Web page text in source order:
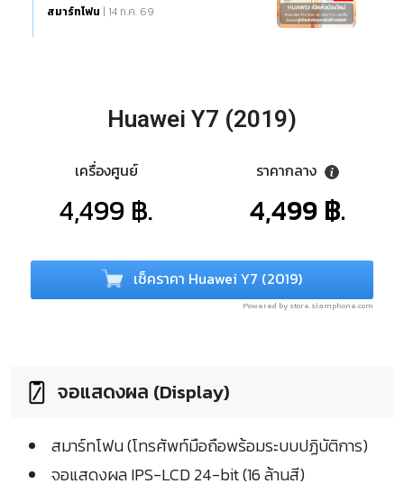
สมาร์ทโฟน | 14 ก.ค. 69
Huawei Y7 (2019)
เครื่องศูนย์
4,499 ฿.
ราคากลาง
4,499 ฿.
เช็คราคา Huawei Y7 (2019)
Powered by store.siamphone.com
จอแสดงผล (Display)
สมาร์ทโฟน (โทรศัพท์มือถือพร้อมระบบปฏิบัติการ)
จอแสดงผล IPS-LCD 24-bit (16 ล้านสี)